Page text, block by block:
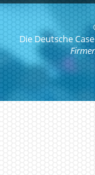
Die Deutsche